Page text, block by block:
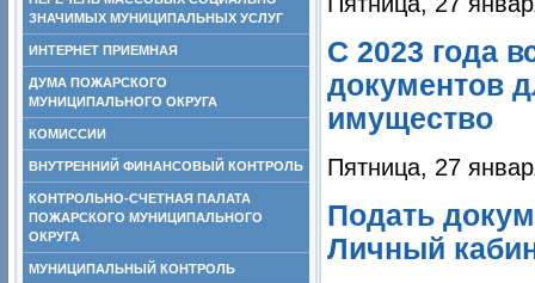
ЗНАЧИМЫХ МУНИЦИПАЛЬНЫХ УСЛУГ
ИНТЕРНЕТ ПРИЕМНАЯ
ДУМА ПОЖАРСКОГО
МУНИЦИПАЛЬНОГО ОКРУГА
КОМИССИИ
ВНУТРЕННИЙ ФИНАНСОВЫЙ КОНТРОЛЬ
КОНТРОЛЬНО-СЧЕТНАЯ ПАЛАТА
ПОЖАРСКОГО МУНИЦИПАЛЬНОГО
ОКРУГА
МУНИЦИПАЛЬНЫЙ КОНТРОЛЬ
С 2023 года
документов
имущество
Пятница, 27
Подать
Личный